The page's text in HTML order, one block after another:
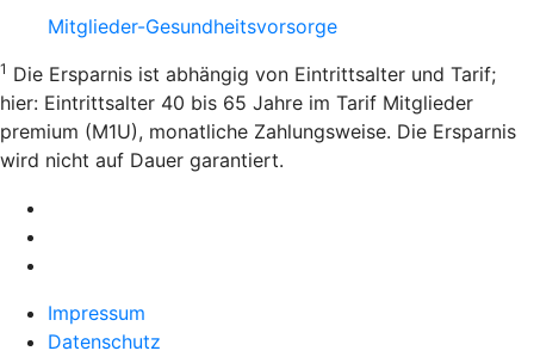
Mitglieder-Gesundheitsvorsorge
1 Die Ersparnis ist abhängig von Eintrittsalter und Tarif;
hier: Eintrittsalter 40 bis 65 Jahre im Tarif Mitglieder
premium (M1U), monatliche Zahlungsweise. Die Ersparnis
wird nicht auf Dauer garantiert.
Impressum
Datenschutz